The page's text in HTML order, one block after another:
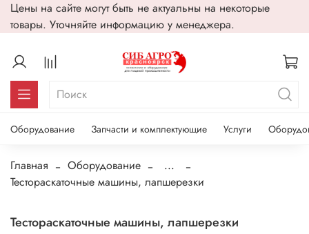
Цены на сайте могут быть не актуальны на некоторые
товары. Уточняйте информацию у менеджера.
Оборудование Запчасти и комплектующие Услуги
Главная Оборудование
...
Тестораскаточные машины, лапшерезки
Тестораскаточные машины, лапшерезки